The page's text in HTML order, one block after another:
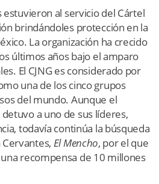
al servicio del Cártel
brindándoles protección en la
La organización ha crecido
últimos años bajo el amparo
El CJNG es considerado por
una de los cinco grupos
del mundo. Aunque el
a uno de sus líderes,
todavía continúa la búsqueda
El Mencho, por el que
recompensa de 10 millones